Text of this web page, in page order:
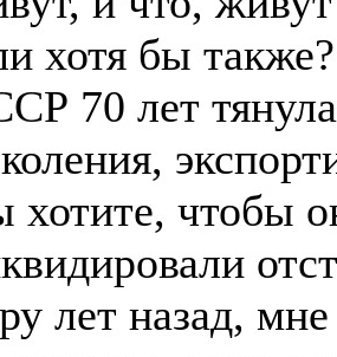
хотя бы также?
70 лет
хотите, чтобы
лет назад,